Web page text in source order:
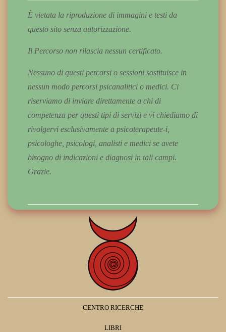
È vietata la riproduzione di immagini e testi da
questo sito senza autorizzazione.
Il Percorso non rilascia nessun certificato.
Nessuno di questi percorsi o sessioni sostituisce in
nessun modo percorsi psicanalitici o medici. Ci
riserviamo di inviare direttamente a chi di
competenza per questi tipi di servizi e vi chiediamo di
rivolgervi esclusivamente a psicoterapeute-i,
psicologhe, psicologi, analisti e medici se avete
bisogno di indicazioni e diagnosi in tali campi.
Grazie.
CENTRO RICERCHE
LIBRI